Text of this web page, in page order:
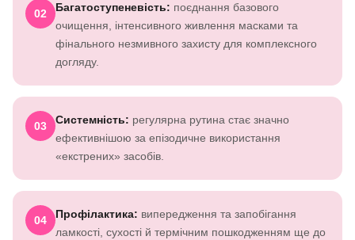
02 Багатоступеневість: поєднання базового
очищення, інтенсивного живлення масками та
фінального незмивного захисту для комплексного
догляду.
03 Системність: регулярна рутина стає значно
ефективнішою за епізодичне використання
«екстрених» засобів.
04 Профілактика: випередження та запобігання
ламкості, сухості й термічним пошкодженням ще до